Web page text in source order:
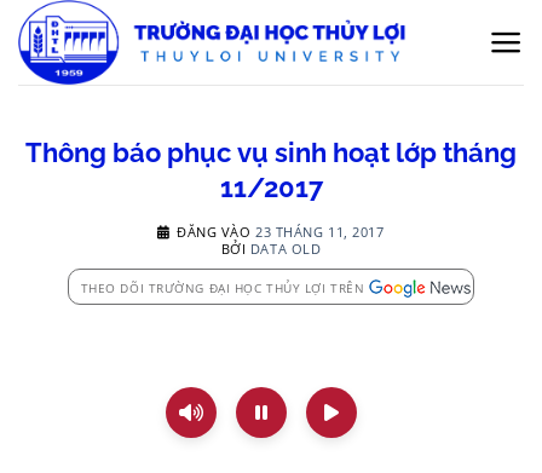
qua
nội
Thông báo phục vụ sinh hoạt lớp tháng
11/2017
ĐĂNG VÀO 23 THÁNG 11, 2017
BỞI DATA OLD
THEO DÕI TRƯỜNG ĐẠI HỌC THỦY LỢI TRÊN